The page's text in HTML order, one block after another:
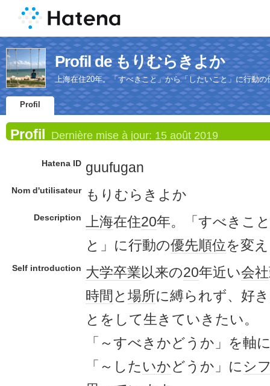
Profil de もりむらきよか
上海在住20年。「すべきこと」から「したいこと」に行動
Profil
Profil Dernière mise à jour: 15 août 2019
Hatena ID guufugan
Nom d'utilisateur もりむらきよか
Description 上海在住20年。「すべきこ
と」に行動の優先順位を変
Self introduction 大学卒業以来の20年近い会社
時間 と 場所に縛られず、好
とをして生きていきたい。
「～すべきかどうか」を軸
「～した いかどうか」にシ